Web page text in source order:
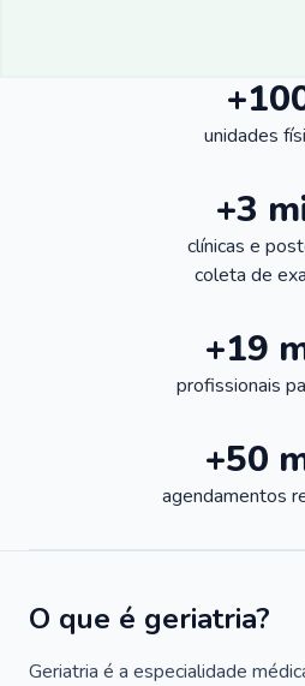
unidades
+3
clínicas e
coleta de
+19
profissionais
+50
agendamentos
O que é geriatria?
Geriatria é a especialidade